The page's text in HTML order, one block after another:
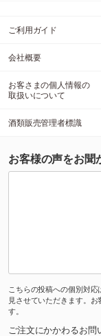
ご利用ガイド
会社概要
お客さまの個人情報の
取扱いについて
酒類販売管理者標識
お客様の声をお聞
こちらの投稿への個別対
見させていただきます。
す。
ご注文にかかわるお問